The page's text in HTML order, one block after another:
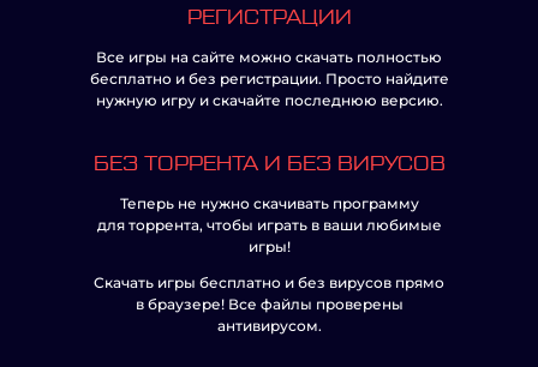
РЕГИСТРАЦИИ
Все игры на сайте можно скачать полностью
бесплатно и без регистрации. Просто найдите
нужную игру и скачайте последнюю версию.
БЕЗ ТОРРЕНТА И БЕЗ ВИРУСОВ
Теперь не нужно скачивать программу
для торрента, чтобы играть в ваши любимые
игры!
Скачать игры бесплатно и без вирусов прямо
в браузере! Все файлы проверены
антивирусом.